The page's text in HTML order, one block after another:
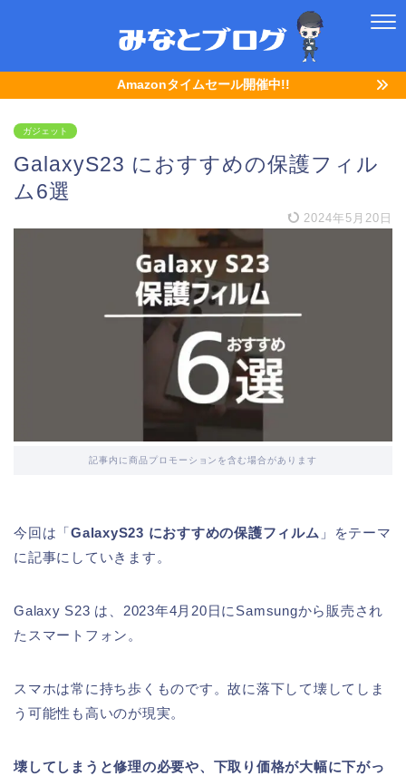
Amazonタイムセール開催中!!
ガジェット
GalaxyS23 におすすめの保護フィル
ム6選
2024年5月20日
記事内に商品プロモーションを含む場合があります
今回は「GalaxyS23 におすすめの保護フィルム 」をテーマ
に記事にしていきます。
Galaxy S23 は、2023年4月20日にSamsungから販売され
たスマートフォン。
スマホは常に持ち歩くものです。故に落下して壊してしま
う可能性も高いのが現実。
壊してしまうと修理の必要や、下取り価格が大幅に下がっ